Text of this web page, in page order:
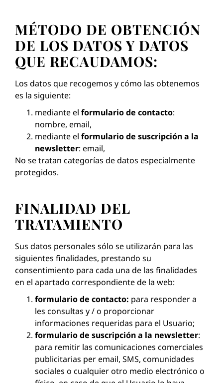
MÉTODO DE OBTENCIÓN
DE LOS DATOS Y DATOS
QUE RECAUDAMOS:
Los datos que recogemos y cómo las obtenemos
es la siguiente:
mediante el formulario de contacto:
nombre, email,
mediante el formulario de suscripción a la
newsletter: email,
No se tratan categorías de datos especialmente
protegidos.
FINALIDAD DEL
TRATAMIENTO
Sus datos personales sólo se utilizarán para las
siguientes finalidades, prestando su
consentimiento para cada una de las finalidades
en el apartado correspondiente de la web:
formulario de contacto: para responder a
les consultas y / o proporcionar
informaciones requeridas para el Usuario;
formulario de suscripción a la newsletter:
para remitir las comunicaciones comerciales
publicitarias per email, SMS, comunidades
sociales o cualquier otro medio electrónico o